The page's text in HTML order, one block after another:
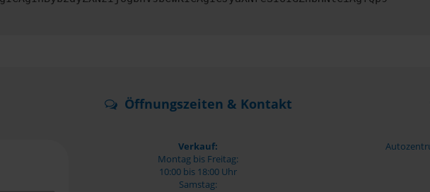
Öffnungszeiten & Kontakt
Verkauf:
Montag bis Freitag:
10:00 bis 18:00 Uhr
Samstag: